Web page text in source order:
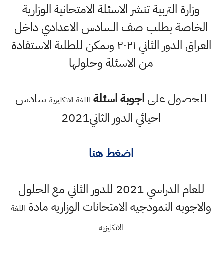
وزارة التربية تنشر الاسئلة الامتحانية الوزارية
الخاصة بطلب صف السادس الاعدادي داخل
العراق الدور الثاني ٢٠٢١ ويمكن للطلبة الاستفادة
من الاسئلة وحلولها
للحصول علىاجوبة اسئلة اللغة الانكليزية سادس
احيائي الدور الثاني2021
اضغط هنا
للعام الدراسي 2021 للدور الثاني مع الحلول
والاجوبة النموذجية الامتحانات الوزارية مادة اللغة
الانكليزية